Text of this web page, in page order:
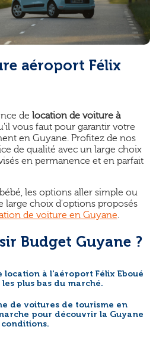
aéroport Félix
de location de voiture à
vous faut pour garantir votre
en Guyane. Profitez de nos
de qualité avec un large choix
en permanence et en parfait
les options aller simple ou
large choix d'options proposés
de voiture en Guyane.
Budget Guyane ?
location à l'aéroport Félix Eboué
plus bas du marché.
de voitures de tourisme en
pour découvrir la Guyane